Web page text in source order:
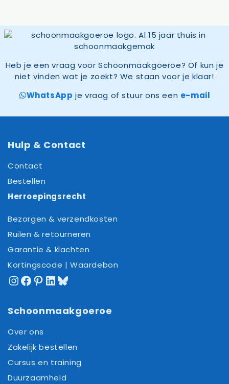
Heb je een vraag voor Schoonmaakgoeroe? Of kun je
niet vinden wat je zoekt? We staan voor je klaar!
WhatsApp je vraag of stuur ons een e-mail
Hulp & Contact
Contact
Bestellen
Herroepingsrecht
Bezorgen & verzendkosten
Ruilen & retourneren
Garantie & klachten
Kortingscode | Waardebon
Instagram
Facebook
Pinterest
LinkedIn
Bluesky
Schoonmaakgoeroe
Over ons
Zakelijk bestellen
Cursus en training
Duurzaamheid